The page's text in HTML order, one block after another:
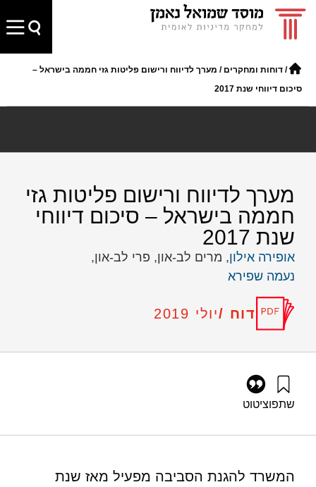
/ דוחות ומחקרים / מערך לדיווח ורישום פליטות גזי חממה בישראל –
סיכום דיווחי שנת 2017
מערך לדיווח ורישום פליטות גזי
חממה בישראל – סיכום דיווחי
שנת 2017
אופירה אילון, מרים לב-און, פרי לב-און,
נעמה שפירא
דוח /יולי 2019
שתפוציטוט
registration-system-in-israel-summary-of-reports-for-2017
המשרד להגנת הסביבה מפעיל מאז שנת